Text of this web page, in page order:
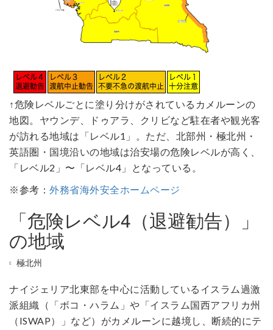
↑危険レベルごとに塗り分けがされているカメルーンの
地図。ヤウンデ、ドゥアラ、クリビなど駐在者や観光客
が訪れる地域は「レベル1」。ただ、北部州・極北州・
英語圏・国境沿いの地域は治安場の危険レベルが高く、
「レベル2」〜「レベル4」となっている。
※参考： 外務省海外安全ホームページ
「危険レベル4（退避勧告）」
の地域
極北州
ナイジェリア北東部を中心に活動しているイスラム過激
派組織（「ボコ・ハラム」や「イスラム国西アフリカ州
（ISWAP）」など）がカメルーンに越境し、断続的にテ